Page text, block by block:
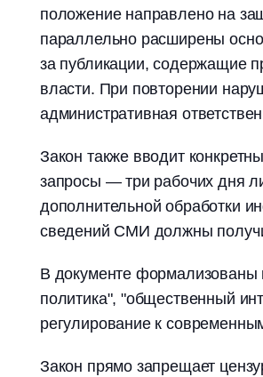
положение направлено на
параллельно расширены
за публикации, содержащие
власти. При повторении
административная
Закон также вводит
запросы — три рабочих дня
дополнительной обработки
сведений СМИ должны
В документе формализованы
политика", "общественный
регулирование к
Закон прямо запрещает